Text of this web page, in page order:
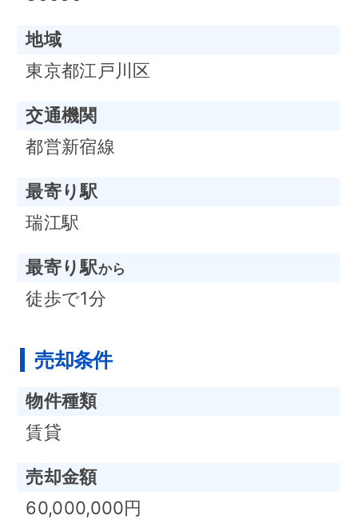
地域
東京都江戸川区
交通機関
都営新宿線
最寄り駅
瑞江駅
最寄り駅から
徒歩で1分
売却条件
物件種類
賃貸
売却金額
60,000,000円